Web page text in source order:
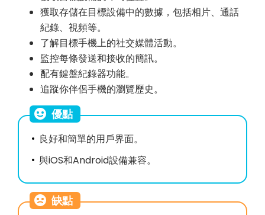
獲取存儲在目標設備中的數據，包括相片、通話
紀錄、視頻等。
了解目標手機上的社交媒體活動。
監控每條發送和接收的簡訊。
配有鍵盤紀錄器功能。
追蹤你伴侶手機的瀏覽歷史。
優點
良好和簡單的用戶界面。
與iOS和Android設備兼容。
缺點